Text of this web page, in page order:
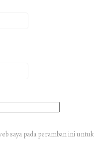
saya pada peramban ini untuk